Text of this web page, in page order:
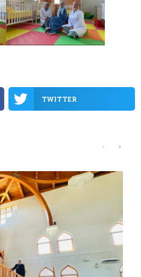
TWITTER